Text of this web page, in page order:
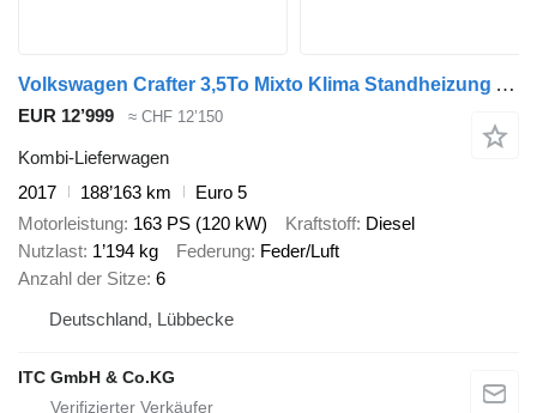
Volkswagen Crafter 3,5To Mixto Klima Standheizung AHK
EUR 12’999 ≈ CHF 12’150
Kombi-Lieferwagen
2017
188’163 km
Euro 5
Motorleistung 163 PS (120 kW) Kraftstoff Diesel
Nutzlast 1’194 kg Federung Feder/Luft
Anzahl der Sitze 6
Deutschland, Lübbecke
ITC GmbH & Co.KG